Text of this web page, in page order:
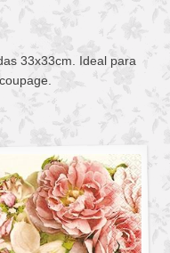
33x33cm. Ideal para